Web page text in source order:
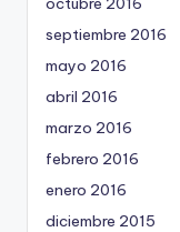
septiembre 2016
mayo 2016
abril 2016
marzo 2016
febrero 2016
enero 2016
diciembre 2015